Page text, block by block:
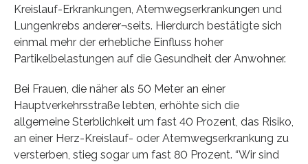
Kreislauf-Erkrankungen, Atemwegserkrankungen und
Lungenkrebs anderer¬seits. Hierdurch bestätigte sich
einmal mehr der erhebliche Einfluss hoher
Partikelbelastungen auf die Gesundheit der Anwohner.
Bei Frauen, die näher als 50 Meter an einer
Hauptverkehrsstraße lebten, erhöhte sich die
allgemeine Sterblichkeit um fast 40 Prozent, das Risiko,
an einer Herz-Kreislauf- oder Atemwegserkrankung zu
versterben, stieg sogar um fast 80 Prozent. “Wir sind